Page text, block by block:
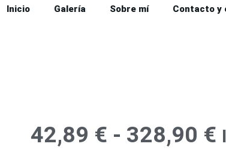
Inicio Galería Sobre mí Contacto y
42,89 € - 328,90 €